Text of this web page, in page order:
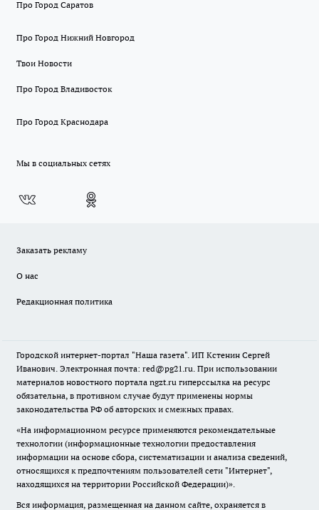
Про Город Саратов
Про Город Нижний Новгород
Твои Новости
Про Город Владивосток
Про Город Краснодара
Мы в социальных сетях
Заказать рекламу
О нас
Редакционная политика
Городской интернет-портал "Наша газета". ИП Кстенин Сергей
Иванович. Электронная почта: red@pg21.ru. При использовании
материалов новостного портала ngzt.ru гиперссылка на ресурс
обязательна, в противном случае будут применены нормы
законодательства РФ об авторских и смежных правах.
«На информационном ресурсе применяются рекомендательные
технологии (информационные технологии предоставления
информации на основе сбора, систематизации и анализа сведений,
относящихся к предпочтениям пользователей сети "Интернет",
находящихся на территории Российской Федерации)».
Вся информация, размещенная на данном сайте, охраняется в